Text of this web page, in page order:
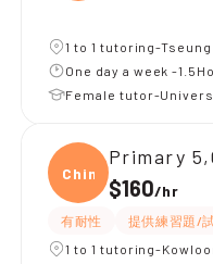
1 to 1 tutoring-Tseung
One day a week -
Female tutor-
Chine
Primary
$160/hr
有耐性
提供練習題/
1 to 1 tutoring-